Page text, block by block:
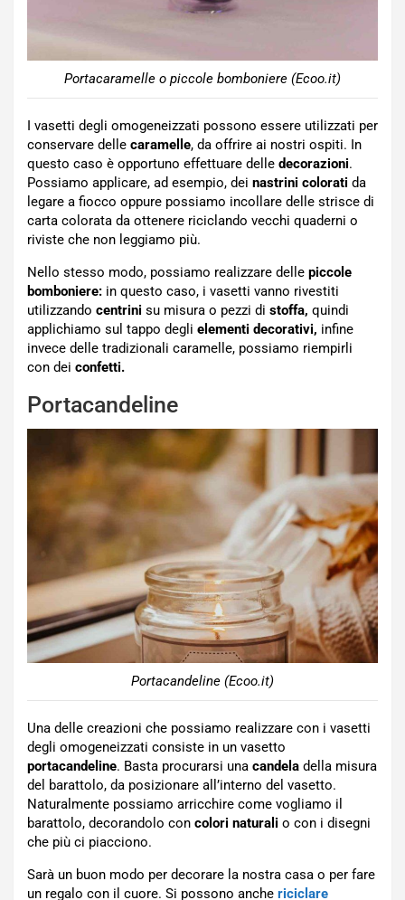
Portacaramelle o piccole bomboniere (Ecoo.it)
I vasetti degli omogeneizzati possono essere utilizzati per
conservare delle caramelle, da offrire ai nostri ospiti. In
questo caso è opportuno effettuare delle decorazioni.
Possiamo applicare, ad esempio, dei nastrini colorati da
legare a fiocco oppure possiamo incollare delle strisce di
carta colorata da ottenere riciclando vecchi quaderni o
riviste che non leggiamo più.
Nello stesso modo, possiamo realizzare delle piccole
bomboniere: in questo caso, i vasetti vanno rivestiti
utilizzando centrini su misura o pezzi di stoffa, quindi
applichiamo sul tappo degli elementi decorativi, infine
invece delle tradizionali caramelle, possiamo riempirli
con dei confetti.
Portacandeline
Portacandeline (Ecoo.it)
Una delle creazioni che possiamo realizzare con i vasetti
degli omogeneizzati consiste in un vasetto
portacandeline. Basta procurarsi una candela della misura
del barattolo, da posizionare all’interno del vasetto.
Naturalmente possiamo arricchire come vogliamo il
barattolo, decorandolo con colori naturali o con i disegni
che più ci piacciono.
Sarà un buon modo per decorare la nostra casa o per fare
un regalo con il cuore. Si possono anche riciclare